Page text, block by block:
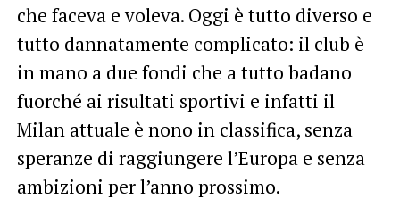
che faceva e voleva. Oggi è tutto diverso e
tutto dannatamente complicato: il club è
in mano a due fondi che a tutto badano
fuorché ai risultati sportivi e infatti il
Milan attuale è nono in classifica, senza
speranze di raggiungere l’Europa e senza
ambizioni per l’anno prossimo.